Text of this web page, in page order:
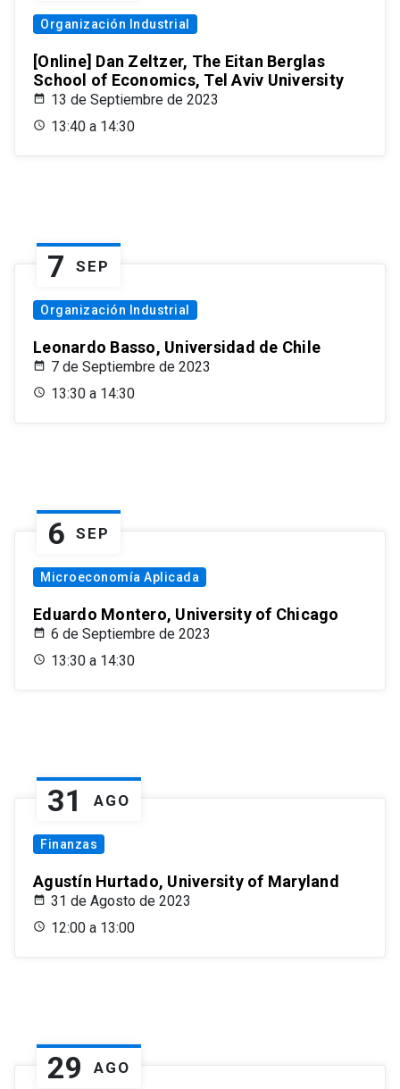
Organización Industrial
[Online] Dan Zeltzer, The Eitan Berglas
School of Economics, Tel Aviv University
13 de Septiembre de 2023
13:40 a 14:30
7 SEP
Organización Industrial
Leonardo Basso, Universidad de Chile
7 de Septiembre de 2023
13:30 a 14:30
6 SEP
Microeconomía Aplicada
Eduardo Montero, University of Chicago
6 de Septiembre de 2023
13:30 a 14:30
31 AGO
Finanzas
Agustín Hurtado, University of Maryland
31 de Agosto de 2023
12:00 a 13:00
29 AGO